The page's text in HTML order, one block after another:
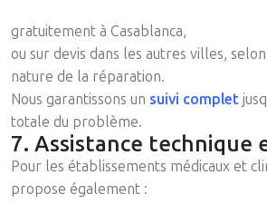
gratuitement à Casablanca,
ou sur devis dans les autres villes,
nature de la réparation.
Nous garantissons un suivi complet
totale du problème.
7. Assistance technique
Pour les établissements médicaux et
propose également :